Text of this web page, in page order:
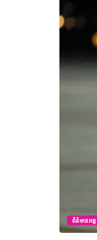
ព័ត៌មានអន្